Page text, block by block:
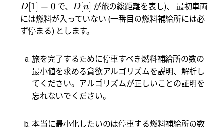
D [1] = 0 で、D [n] が旅の総距離を表し)、 最初車両
には燃料が入っていない (一番目の燃料補給所には必
ず停まる) とします。
旅を完了するために停車すべき燃料補給所の数の
最小値を求める貪欲アルゴリズムを説明、解析し
てください。アルゴリズムが正しいことの証明を
忘れないでください。
本当に最小化したいのは停車する燃料補給所の数